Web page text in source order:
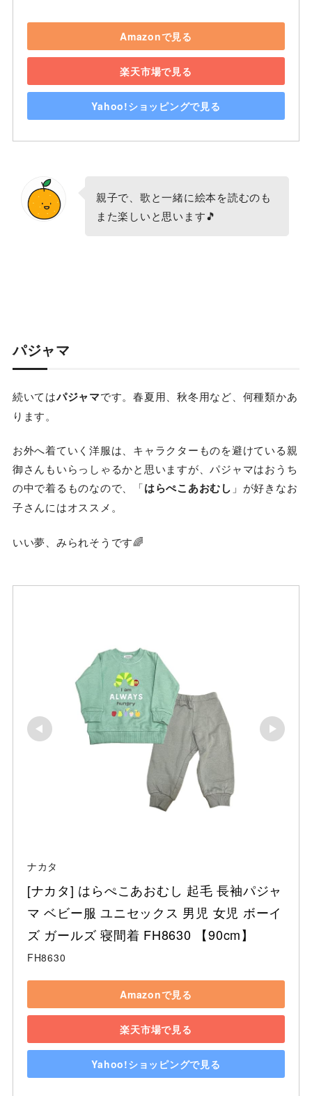
Amazonで見る
楽天市場で見る
Yahoo!ショッピングで見る
親子で、歌と一緒に絵本を読むのも
また楽しいと思います🎵
パジャマ
続いてはパジャマです。春夏用、秋冬用など、何種類かあ
ります。
お外へ着ていく洋服は、キャラクターものを避けている親
御さんもいらっしゃるかと思いますが、パジャマはおうち
の中で着るものなので、「はらぺこあおむし 」が好きなお
子さんにはオススメ。
いい夢、みられそうです🌈
ナカタ
[ナカタ] はらぺこあおむし 起毛 長袖パジャ
マ ベビー服 ユニセックス 男児 女児 ボーイ
ズ ガールズ 寝間着 FH8630 【90cm】
FH8630
Amazonで見る
楽天市場で見る
Yahoo!ショッピングで見る